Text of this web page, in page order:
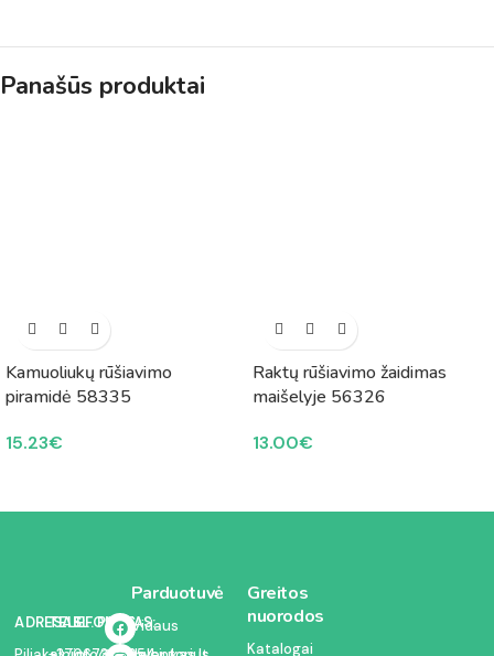
Panašūs produktai
Kamuoliukų rūšiavimo
piramidė 58335
15.23€
Raktų rūšiavimo žaidimas
maišelyje 56326
13.00€
ADRESAS:TELEFONAS:
EL. PAŠTAS:
Parduotuvė
Vidaus
Greitos
nuorodos
Katalogai